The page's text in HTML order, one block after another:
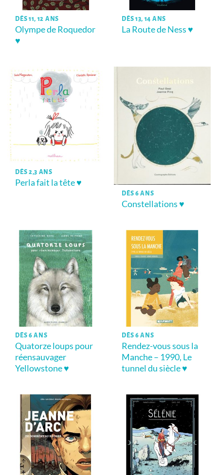
DÈS 11, 12 ANS
Olympe de Roquedor
♥
DÈS 13, 14 ANS
La Route de Ness ♥
DÈS 2,3 ANS
Perla fait la tête ♥
DÈS 6 ANS
Constellations ♥
DÈS 6 ANS
Quatorze loups pour
réensauvager
Yellowstone ♥
DÈS 6 ANS
Rendez-vous sous la
Manche – 1990, Le
tunnel du siècle ♥